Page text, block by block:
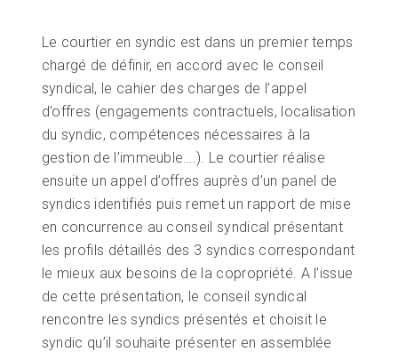
Le courtier en syndic est dans un premier temps
chargé de définir, en accord avec le conseil
syndical, le cahier des charges de l’appel
d’offres (engagements contractuels, localisation
du syndic, compétences nécessaires à la
gestion de l’immeuble….). Le courtier réalise
ensuite un appel d’offres auprès d’un panel de
syndics identifiés puis remet un rapport de mise
en concurrence au conseil syndical présentant
les profils détaillés des 3 syndics correspondant
le mieux aux besoins de la copropriété. A l’issue
de cette présentation, le conseil syndical
rencontre les syndics présentés et choisit le
syndic qu’il souhaite présenter en assemblée